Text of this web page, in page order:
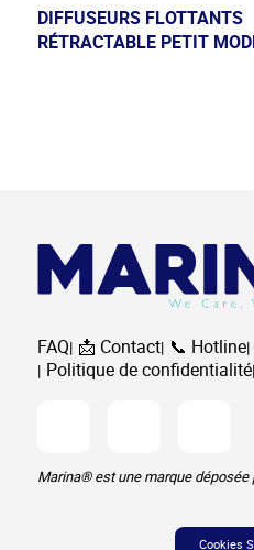
DIFFUSEURS FLOTTANTS
RÉTRACTABLE PETIT
FAQ 📩 Contact 📞 Hotline
Politique de confidentialité
Marina® est une marque déposée
Cookies